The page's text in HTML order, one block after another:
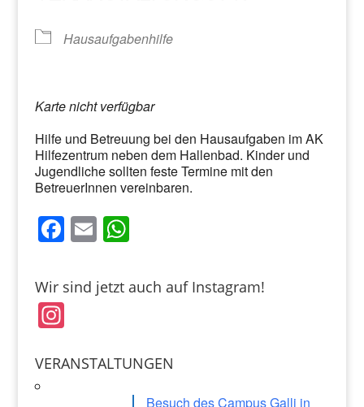
Hausaufgabenhilfe
Karte nicht verfügbar
Hilfe und Betreuung bei den Hausaufgaben im AK
Hilfezentrum neben dem Hallenbad. Kinder und
Jugendliche sollten feste Termine mit den
BetreuerInnen vereinbaren.
F
c
e
b
o
E
ai
l
W
at
p
Wir sind jetzt auch auf Instagram!
In
a
VERANSTALTUNGEN
Besuch des Campus Galli in